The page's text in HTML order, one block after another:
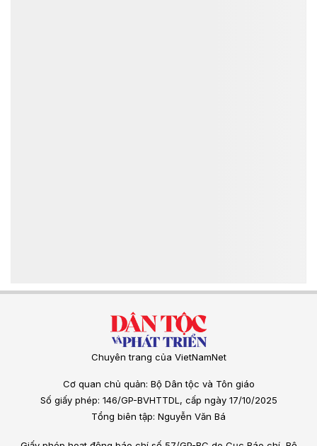
Chuyên trang của VietNamNet
Cơ quan chủ quản: Bộ Dân tộc và Tôn giáo
Số giấy phép: 146/GP-BVHTTDL, cấp ngày 17/10/2025
Tổng biên tập: Nguyễn Văn Bá